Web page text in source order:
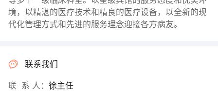
境，以精湛的医疗技术和精良的医疗设备，以全新的现
代化管理方式和先进的服务理念迎接各方病友。
联系我们
联 系 人： 徐主任